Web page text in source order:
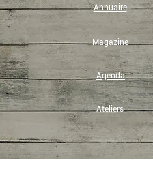
Annuaire
Magazine
Agenda
Ateliers